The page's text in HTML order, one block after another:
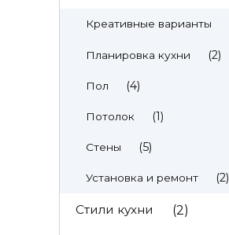
Креативные варианты
Планировка кухни (2)
Пол (4)
Потолок (1)
Стены (5)
Установка и ремонт (2)
Стили кухни (2)